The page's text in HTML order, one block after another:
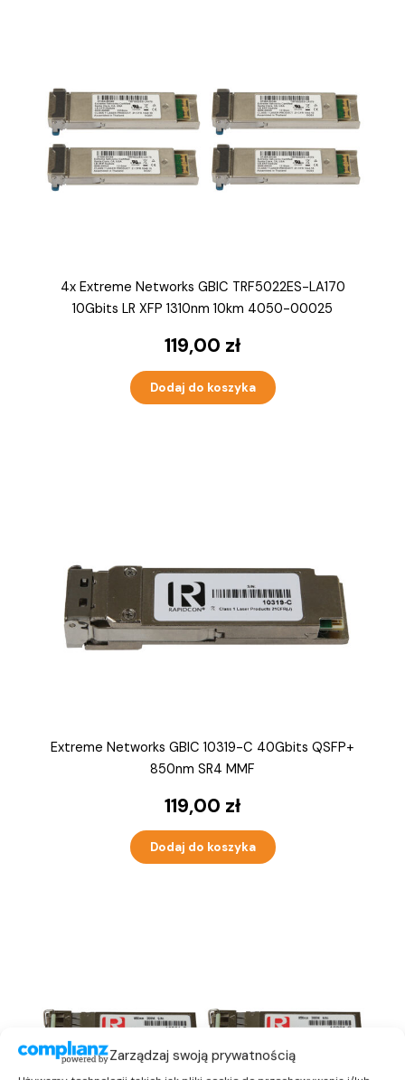
Zarządzaj swoją prywatnością
4x Extreme Networks GBIC TRF5022ES-LA170
10Gbits LR XFP 1310nm 10km 4050-00025
119,00 zł
Dodaj do koszyka
Extreme Networks GBIC 10319-C 40Gbits QSFP+
850nm SR4 MMF
119,00 zł
Dodaj do koszyka